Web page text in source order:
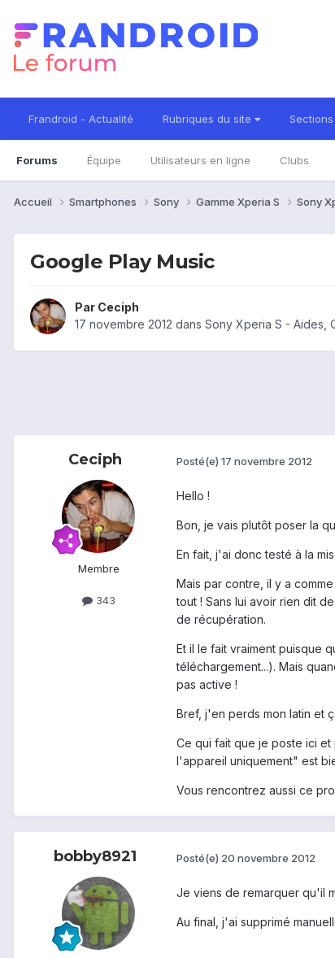
Frandroid - Actualité Rubriques du site
Forums Équipe Utilisateurs en ligne Clubs
Accueil Smartphones Sony Gamme Xperia S Sony
Google Play Music
Par Ceciph
17 novembre 2012 dans Sony Xperia S - Aides,
Ceciph
Membre
343
Posté(e) 17 novembre 2012
Hello !
Bon, je vais plutôt poser la
En fait, j'ai donc testé à la
Mais par contre, il y a
tout ! Sans lui avoir rien dit
de récupération.
Et il le fait vraiment puisque
téléchargement...). Mais
pas active !
Bref, j'en perds mon latin et
Ce qui fait que je poste ici et
l'appareil uniquement" est
Vous rencontrez aussi ce
bobby8921 Posté(e) 20 novembre 2012
Je viens de remarquer qu'il
Au final, j'ai supprimé